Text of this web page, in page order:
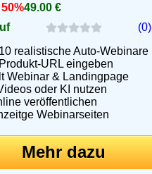
49.00 €
(0)
realistische Auto-Webinare
URL eingeben
Webinar & Landingpage
oder KI nutzen
veröffentlichen
Webinarseiten
Mehr dazu